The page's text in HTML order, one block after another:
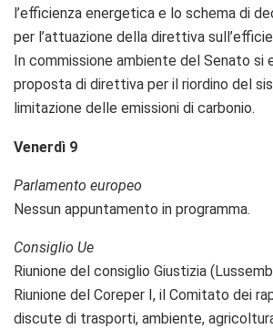
l’efficienza energetica e lo schema di
per l’attuazione della direttiva
In commissione ambiente del Senato si
proposta di direttiva per il riordino del
limitazione delle emissioni di carbonio.
Venerdì 9
Parlamento europeo
Nessun appuntamento in programma.
Consiglio Ue
Riunione del consiglio Giustizia
Riunione del Coreper I, il Comitato dei
discute di trasporti, ambiente,